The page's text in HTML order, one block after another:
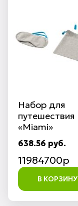
Набор для
путешествия
«Miami»
638.56 руб.
11984700p
В КОРЗИНУ